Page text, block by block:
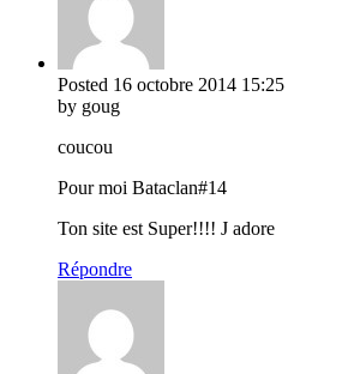
Posted 16 octobre 2014 15:25
by goug
coucou
Pour moi Bataclan#14
Ton site est Super!!!! J adore
Répondre